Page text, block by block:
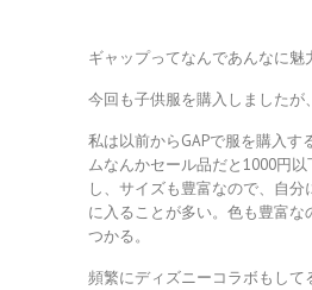
ギャップってなんであんなに魅
今回も子供服を購入しましたが
私は以前からGAPで服を購入す
ムなんかセール品だと1000円
し、サイズも豊富なので、自
に入ることが多い。色も豊富な
つかる。
頻繁にディズニーコラボもして